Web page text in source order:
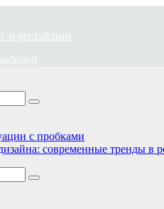
и рестайлинг
с пробками
современные тренды в